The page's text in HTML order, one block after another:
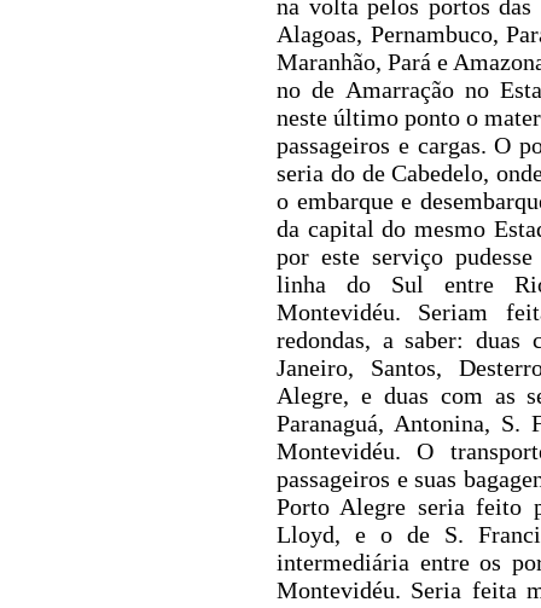
na volta pelos portos
Alagoas, Pernambuco,
Maranhão, Pará e
no de Amarração no
neste último ponto o
passageiros e cargas. O
seria do de Cabedelo,
o embarque e
da capital do mesmo
por este serviço
linha do Sul entre
Montevidéu. Seriam
redondas, a saber: duas
Janeiro, Santos,
Alegre, e duas com as
Paranaguá, Antonina, S.
Montevidéu. O
passageiros e suas
Porto Alegre seria feito
Lloyd, e o de S.
intermediária entre os
Montevidéu. Seria feita